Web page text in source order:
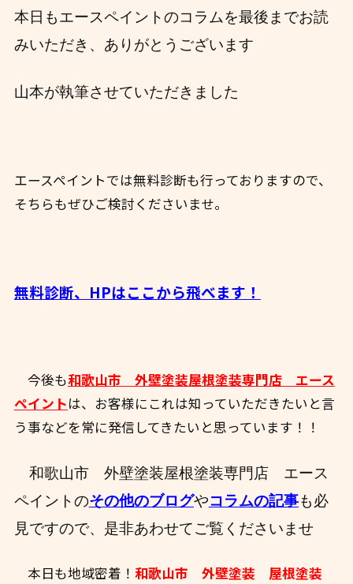
本日もエースペイントのコラムを最後までお読
みいただき、ありがとうございます
山本が執筆させていただきました
エースペイントでは無料診断も行っておりますので、
そちらもぜひご検討くださいませ。
無料診断、HPはここから飛べます！
今後も和歌山市 外壁塗装屋根塗装専門店 エース
ペイントは、お客様にこれは知っていただきたいと言
う事などを常に発信してきたいと思っています！！
和歌山市 外壁塗装屋根塗装専門店 エース
ペイントのその他のブログやコラムの記事も必
見ですので、 是非あわせてご覧くださいませ
本日も地域密着！ 和歌山市 外壁塗装 屋根塗装